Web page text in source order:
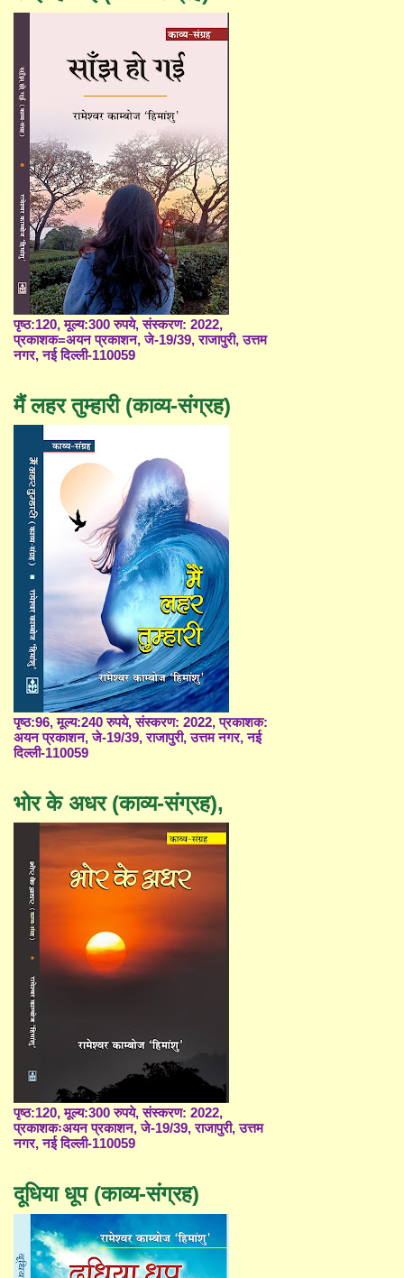
पृष्ठ:120, मूल्य:300 रुपये, संस्करण: 2022,
प्रकाशक=अयन प्रकाशन, जे-19/39, राजापुरी, उत्तम
नगर, नई दिल्ली-110059
मैं लहर तुम्हारी (काव्य-संग्रह)
पृष्ठ:96, मूल्य:240 रुपये, संस्करण: 2022, प्रकाशक:
अयन प्रकाशन, जे-19/39, राजापुरी, उत्तम नगर, नई
दिल्ली-110059
भोर के अधर (काव्य-संग्रह),
पृष्ठ:120, मूल्य:300 रुपये, संस्करण: 2022,
प्रकाशकःअयन प्रकाशन, जे-19/39, राजापुरी, उत्तम
नगर, नई दिल्ली-110059
दूधिया धूप (काव्य-संग्रह)